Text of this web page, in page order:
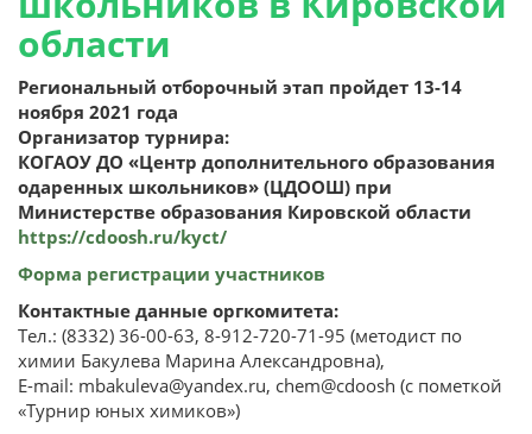
области
Региональный отборочный этап пройдет 13-14
ноября 2021 года
Организатор турнира:
КОГАОУ ДО «Центр дополнительного образования
одаренных школьников» (ЦДООШ) при
Министерстве образования Кировской области
https://cdoosh.ru/kyct/
Форма регистрации участников
Контактные данные оргкомитета:
Тел.: (8332) 36-00-63, 8-912-720-71-95 (методист по
химии Бакулева Марина Александровна),
Е-mail: mbakuleva@yandex.ru, chem@cdoosh (с пометкой
«Турнир юных химиков»)